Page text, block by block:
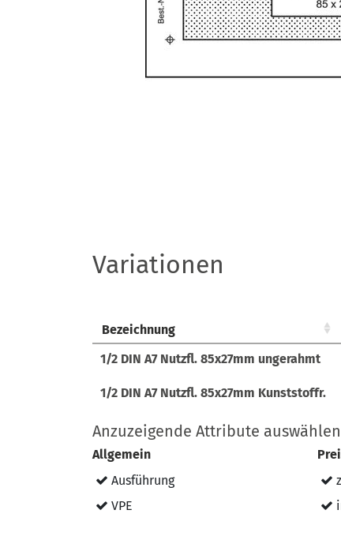
Variationen
Bezeichnung
Bezeichnung
1/2 DIN A7 Nutzfl. 85x27mm ungerahmt
1/2 DIN A7 Nutzfl. 85x27mm Kunststoffr.
Bezeichnung
1/2 DIN A7 Nutzfl. 85x27mm ungerahmt
1/2 DIN A7 Nutzfl. 85x27mm Kunststoffr.
Anzuzeigende Attribute auswählen
Allgemein
Ausführung
VPE